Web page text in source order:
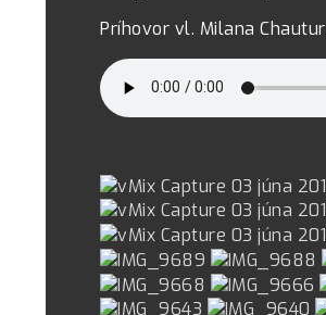
Príhovor vl. Milana